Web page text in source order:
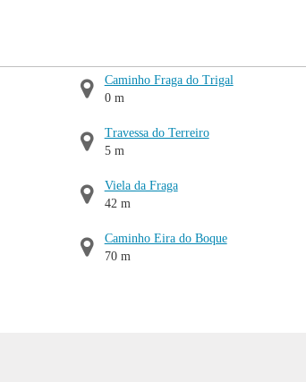
Caminho Fraga do Trigal
0 m
Travessa do Terreiro
5 m
Viela da Fraga
42 m
Caminho Eira do Boque
70 m